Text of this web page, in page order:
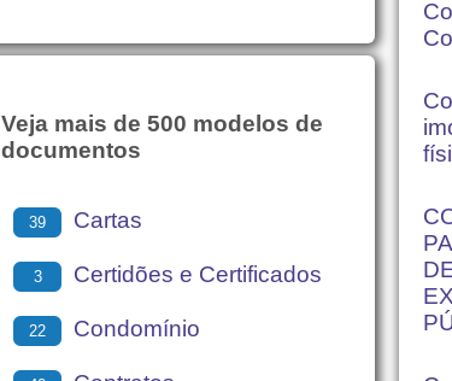
Veja mais de 500 modelos de
documentos
39 Cartas
3 Certidões e Certificados
22 Condomínio